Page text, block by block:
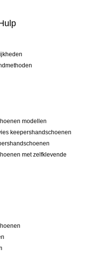
modellen
keepershandschoenen
met zelfklevende